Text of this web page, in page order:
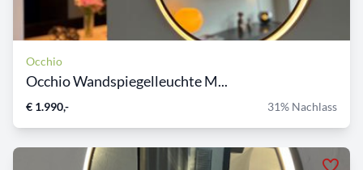
Occhio
Occhio Wandspiegelleuchte M...
€ 1.990,- 31% Nachlass